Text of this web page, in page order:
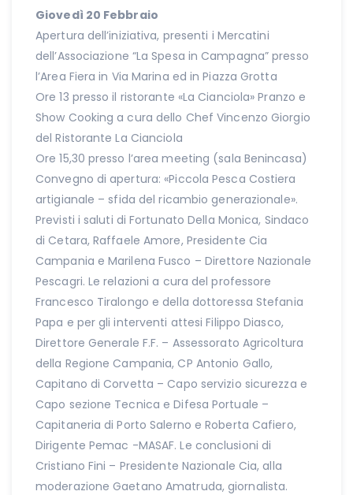
Giovedì 20 Febbraio
Apertura dell’iniziativa, presenti i Mercatini
dell’Associazione “La Spesa in Campagna” presso
l’Area Fiera in Via Marina ed in Piazza Grotta
Ore 13 presso il ristorante «La Cianciola» Pranzo e
Show Cooking a cura dello Chef Vincenzo Giorgio
del Ristorante La Cianciola
Ore 15,30 presso l’area meeting (sala Benincasa)
Convegno di apertura: «Piccola Pesca Costiera
artigianale – sfida del ricambio generazionale».
Previsti i saluti di Fortunato Della Monica, Sindaco
di Cetara, Raffaele Amore, Presidente Cia
Campania e Marilena Fusco – Direttore Nazionale
Pescagri. Le relazioni a cura del professore
Francesco Tiralongo e della dottoressa Stefania
Papa e per gli interventi attesi Filippo Diasco,
Direttore Generale F.F. – Assessorato Agricoltura
della Regione Campania, CP Antonio Gallo,
Capitano di Corvetta – Capo servizio sicurezza e
Capo sezione Tecnica e Difesa Portuale –
Capitaneria di Porto Salerno e Roberta Cafiero,
Dirigente Pemac -MASAF. Le conclusioni di
Cristiano Fini – Presidente Nazionale Cia, alla
moderazione Gaetano Amatruda, giornalista.